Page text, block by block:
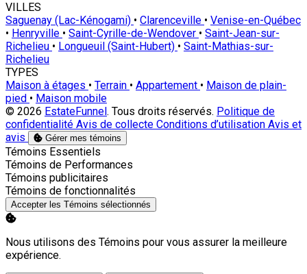
VILLES
Saguenay (Lac-Kénogami) • Clarenceville • Venise-en-Québec
• Henryville • Saint-Cyrille-de-Wendover • Saint-Jean-sur-
Richelieu • Longueuil (Saint-Hubert) • Saint-Mathias-sur-
Richelieu
TYPES
Maison à étages • Terrain • Appartement • Maison de plain-
pied • Maison mobile
© 2026 EstateFunnel. Tous droits réservés. Politique de
confidentialité Avis de collecte Conditions d’utilisation Avis et
avis
Gérer mes témoins
Activer
Témoins Essentiels
Activer
Témoins de Performances
Activer
Témoins publicitaires
Activer
Témoins de fonctionnalités
Accepter les Témoins sélectionnés
Nous utilisons des Témoins pour vous assurer la meilleure
expérience.